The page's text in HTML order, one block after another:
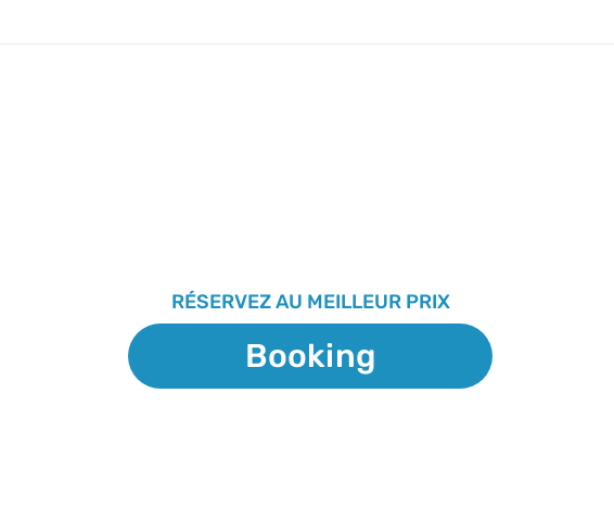
RÉSERVEZ AU MEILLEUR PRIX
Booking